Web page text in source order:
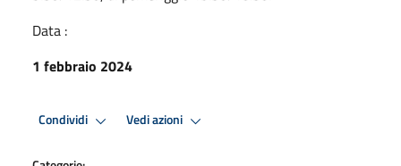
Data :
1 febbraio 2024
Condividi Vedi azioni